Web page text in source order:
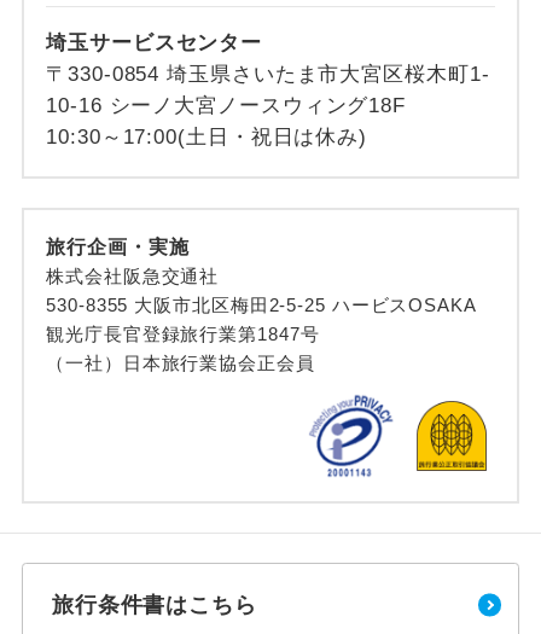
埼玉サービスセンター
〒330-0854 埼玉県さいたま市大宮区桜木町1-
10-16 シーノ大宮ノースウィング18F
10:30～17:00(土日・祝日は休み)
旅行企画・実施
株式会社阪急交通社
530-8355 大阪市北区梅田2-5-25 ハービスOSAKA
観光庁長官登録旅行業第1847号
（一社）日本旅行業協会正会員
旅行条件書はこちら